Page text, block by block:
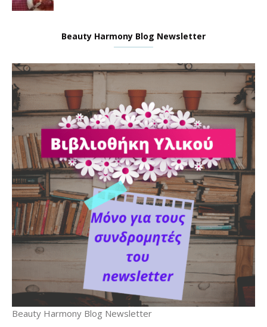
Beauty Harmony Blog Newsletter
Beauty Harmony Blog Newsletter